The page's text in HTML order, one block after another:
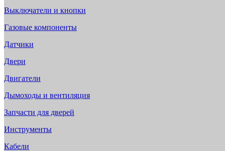
Выключатели и кнопки
Газовые компоненты
Датчики
Двери
Двигатели
Дымоходы и вентиляция
Запчасти для дверей
Инструменты
Кабели